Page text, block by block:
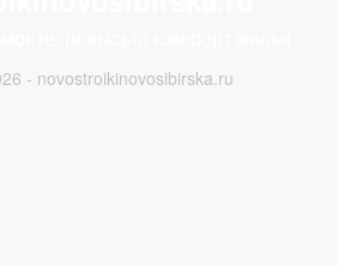
- novostroikinovosibirska.ru